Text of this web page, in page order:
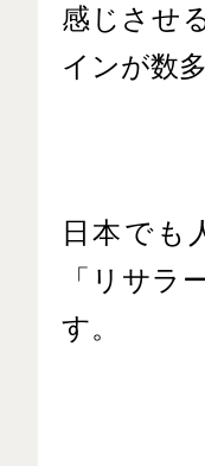
感じさせ
インが数
日本でも
「リサラ
す。